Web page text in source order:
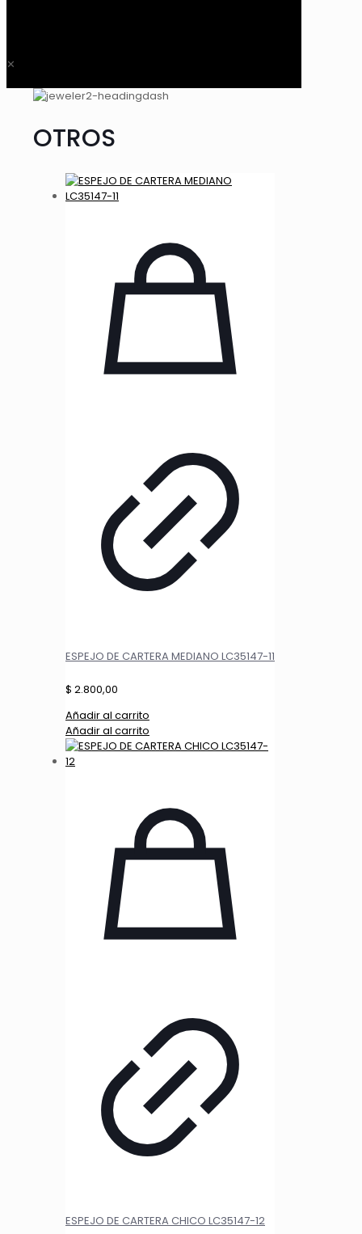
✕
OTROS
ESPEJO DE CARTERA MEDIANO LC35147-11
$ 2.800,00
Añadir al carrito
Añadir al carrito
ESPEJO DE CARTERA CHICO LC35147-12